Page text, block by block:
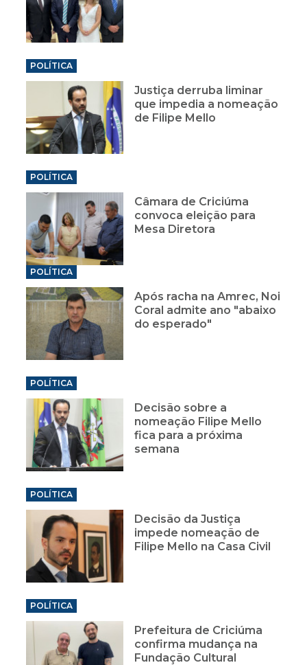
POLÍTICA
Justiça derruba liminar
que impedia a nomeação
de Filipe Mello
POLÍTICA
Câmara de Criciúma
convoca eleição para
Mesa Diretora
POLÍTICA
Após racha na Amrec, Noi
Coral admite ano "abaixo
do esperado"
POLÍTICA
Decisão sobre a
nomeação Filipe Mello
fica para a próxima
semana
POLÍTICA
Decisão da Justiça
impede nomeação de
Filipe Mello na Casa Civil
POLÍTICA
Prefeitura de Criciúma
confirma mudança na
Fundação Cultural